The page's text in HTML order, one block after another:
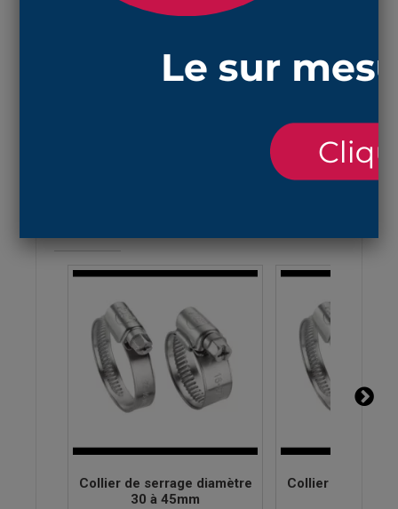
résiste aux huiles, graisses et
essence et aux températures entre -30°c à
serrage adaptés à la fixation de ce soufflet
Collier de serrage diamètre
30 à 45mm
Collier de